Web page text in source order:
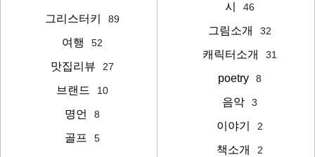
그리스터키 89
여행 52
맛집리뷰 27
브랜드 10
명언 8
골프 5
시 46
그림소개 32
캐릭터소개 31
poetry 8
음악 3
이야기 2
책소개 2